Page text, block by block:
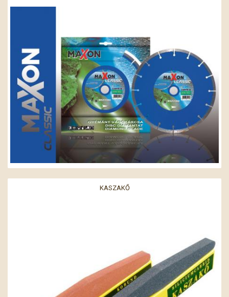
KASZAKŐ